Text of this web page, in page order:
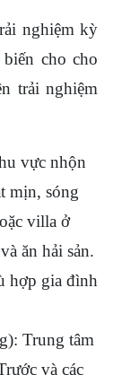
nghiệm kỳ
cho cho
trải nghiệm
vực nhộn
mịn, sóng
villa ở
ăn hải sản.
hợp gia đình
Trung tâm
và các